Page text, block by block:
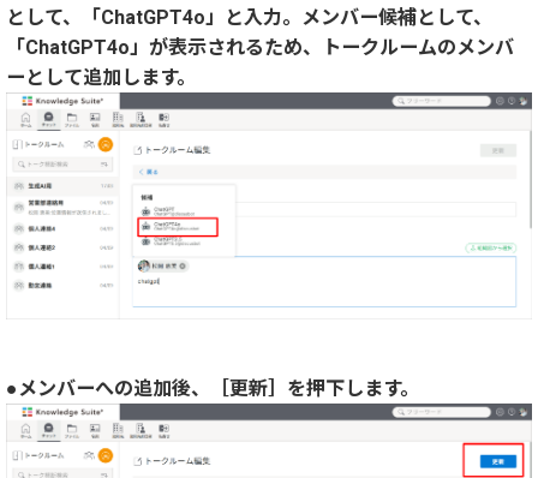
として、「ChatGPT4o」と入力。メンバー候補として、
「ChatGPT4o」が表示されるため、トークルームのメンバ
ーとして追加します。
●メンバーへの追加後、［更新］を押下します。